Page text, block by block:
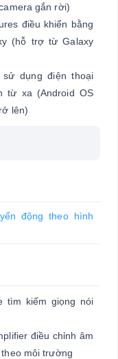
gắn rời)
điều khiển bằng
(hỗ trợ từ Galaxy
sử dụng điện thoại
từ xa (Android OS
lên)
động theo hình
tìm kiếm giọng nói
điều chỉnh âm
môi trường